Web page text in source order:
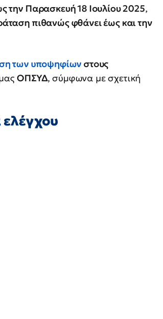
την Παρασκευή 18 Ιουλίου 2025,
πιθανώς φθάνει έως και την
των υποψηφίωνστους
ΟΠΣΥΔ, σύμφωνα με σχετική
ελέγχου